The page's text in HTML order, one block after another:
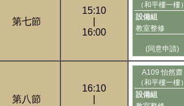
第七節
15:10
16:00
（和平樓一樓）
設備組
教室整修
(同意申請)
第八節
16:10
A109 怡然齋
（和平樓一樓）
設備組